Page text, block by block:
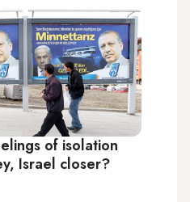
of isolation
Israel closer?